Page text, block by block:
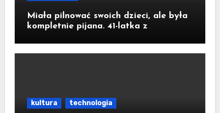
Miała pilnować swoich dzieci, ale była
kompletnie pijana. 41-latka z
alkoholu
kultura technologia